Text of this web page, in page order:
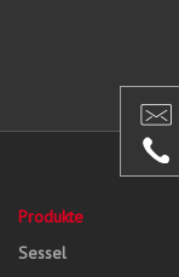
Produkte
Sessel